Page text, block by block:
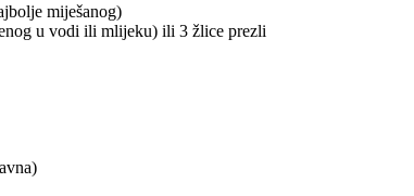
miješanog)
u vodi ili mlijeku) ili 3 žlice prezli